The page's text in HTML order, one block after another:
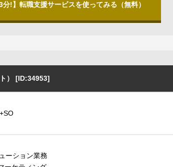
3分!】転職支援サービスを使ってみる（無料）
） [ID:34953]
ーション業務